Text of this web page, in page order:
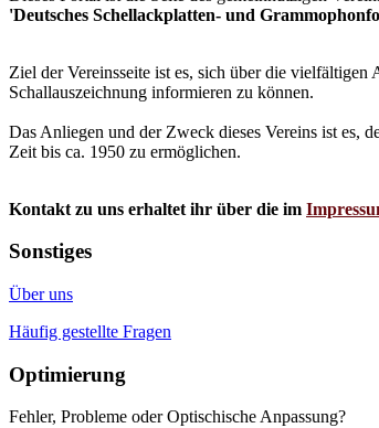
'Deutsches Schellackplatten- und
Ziel der Vereinsseite ist es, sich über die
Schallauszeichnung informieren zu können.
Das Anliegen und der Zweck dieses Vereins ist es,
Zeit bis ca. 1950 zu ermöglichen.
Kontakt zu uns erhaltet ihr über die im
Sonstiges
Über uns
Häufig gestellte Fragen
Optimierung
Fehler, Probleme oder Optischische Anpassung?